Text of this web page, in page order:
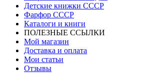
Детские книжки СССР
Фарфор СССР
Каталоги и книги
ПОЛЕЗНЫЕ ССЫЛКИ
Мой магазин
Доставка и оплата
Мои статьи
Отзывы